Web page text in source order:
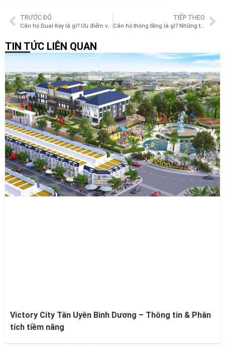
TRƯỚC ĐÓ
Căn hộ Dual Key là gì? Ưu điểm và nhược điểm của căn hộ Dual Key
TIẾP THEO
Căn hộ thông tầng là gì? Những tiện ích nổi bật của căn hộ thông tầng
TIN TỨC LIÊN QUAN
Victory City Tân Uyên Bình Dương – Thông tin & Phân
tích tiềm năng